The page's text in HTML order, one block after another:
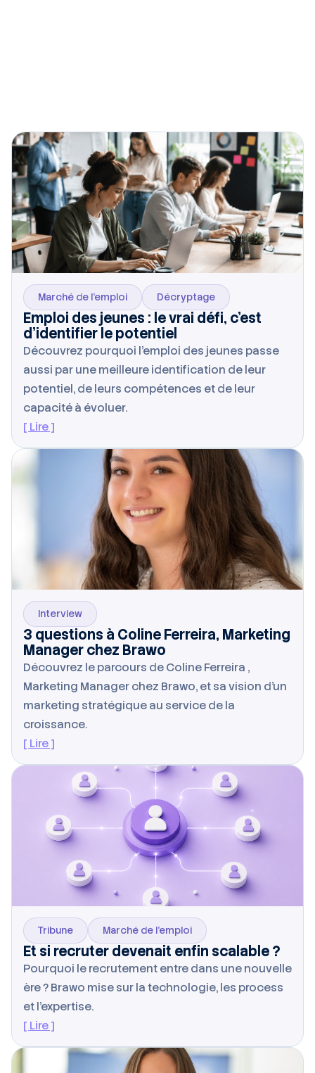
Marché de l’emploi Décryptage
Emploi des jeunes : le vrai défi, c’est
d’identifier le potentiel
Découvrez pourquoi l’emploi des jeunes passe
aussi par une meilleure identification de leur
potentiel, de leurs compétences et de leur
capacité à évoluer.
[ Lire ]
Interview
3 questions à Coline Ferreira, Marketing
Manager chez Brawo
Découvrez le parcours de Coline Ferreira ,
Marketing Manager chez Brawo, et sa vision d’un
marketing stratégique au service de la
croissance.
[ Lire ]
Tribune Marché de l’emploi
Et si recruter devenait enfin scalable ?
Pourquoi le recrutement entre dans une nouvelle
ère ? Brawo mise sur la technologie, les process
et l’expertise.
[ Lire ]